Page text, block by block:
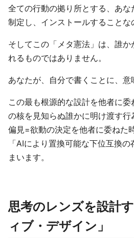
全ての行動の拠り所とする、あな
制定し、インストールすることな
そしてこの「メタ憲法」は、誰か
れるものではありません。
あなたが、自分で書くことに、意
この最も根源的な設計を他者に
の核を見知らぬ誰かに明け渡す行
偏見=欲動の決定を他者に委ねた
「AIにより置換可能な下位互換
まいます。
思考のレンズを設計
ィブ・デザイン」